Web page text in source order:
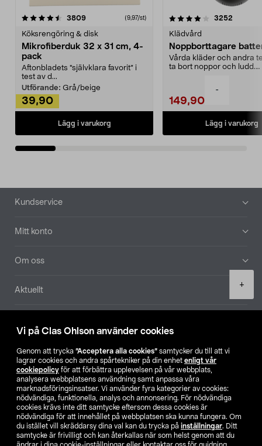
Vi på Clas Ohlson använder cookies
Genom att trycka ”Acceptera alla cookies” samtycker du till att vi
lagrar cookies och andra spårtekniker på din enhet enligt vår
cookiepolicy för att förbättra upplevelsen på vår webbplats,
analysera webbplatsens användning samt anpassa våra
marknadsföringsinsatser. Vi använder fyra kategorier av cookies:
nödvändiga, funktionella, analys och annonsering. För nödvändiga
cookies krävs inte ditt samtycke eftersom dessa cookies är
nödvändiga för att innehållet på webbplatsen ska kunna fungera. Om
du istället vill skräddarsy dina val kan du trycka på inställningar. Ditt
samtycke är frivilligt och kan återkallas när som helst genom att du
-
+
3809recensioner (9,97/st)
Köksrengöring & disk
Mikrofiberduk 32 x 31 cm, 4-
pack
Aftonbladets "självklara favorit” i
test av d...
Utförande: Grå/beige
39,90
Lägg i varukorg
4.0av 5 stjärnor 3252
Klädvård
Noppborttagare
Vårda kläder och andra
ta bort noppor och ludd.
149,90
Lägg i varukorg
4.5av 5 stjärnor
Sidfot
Kundservice
Mitt konto
Om oss
Aktuellt
Hitta butik
SE NO FI